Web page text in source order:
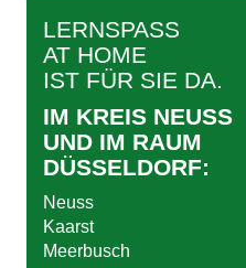
LERNSPASS
AT HOME
IST FÜR SIE DA.
IM KREIS NEUSS
UND IM RAUM
DÜSSELDORF:
Neuss
Kaarst
Meerbusch